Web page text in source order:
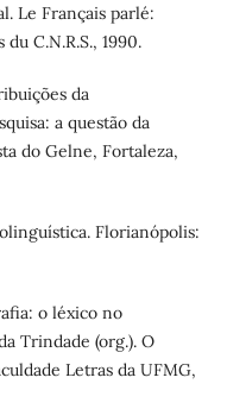
Le Français parlé:
C.N.R.S., 1990.
da
a questão da
do Gelne, Fortaleza,
Florianópolis:
o léxico no
Trindade (org.). O
Letras da UFMG,